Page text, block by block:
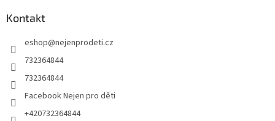
Kontakt
eshop@nejenprodeti.cz
732364844
732364844
Facebook Nejen pro děti
+420732364844